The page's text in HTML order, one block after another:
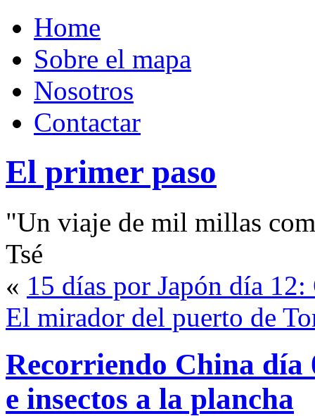
Home
Sobre el mapa
Nosotros
Contactar
El primer paso
"Un viaje de mil millas
Tsé
« 15 días por Japón día 12:
El mirador del puerto de
Recorriendo China día
e insectos a la plancha